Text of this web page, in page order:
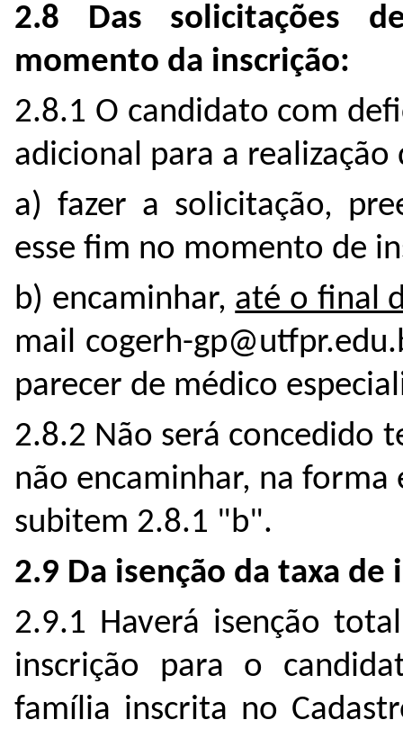
2.8 Das solicitações
momento da inscrição:
2.8.1 O candidato com
adicional para a realização
a) fazer a solicitação,
esse fim no momento de
b) encaminhar, até o final
mail cogerh-
parecer de médico
2.8.2 Não será concedido
não encaminhar, na
subitem 2.8.1 "b".
2.9 Da isenção da taxa de
2.9.1 Haverá isenção
inscrição para o
família inscrita no